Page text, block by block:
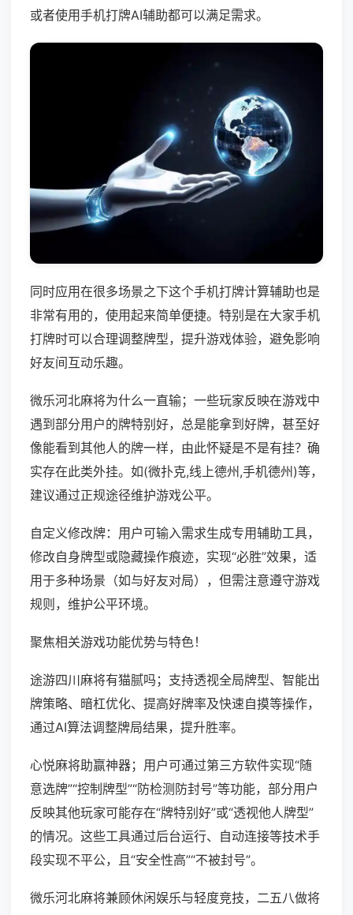
或者使用手机打牌AI辅助都可以满足需求。
同时应用在很多场景之下这个手机打牌计算辅助也是
非常有用的，使用起来简单便捷。特别是在大家手机
打牌时可以合理调整牌型，提升游戏体验，避免影响
好友间互动乐趣。
微乐河北麻将为什么一直输；一些玩家反映在游戏中
遇到部分用户的牌特别好，总是能拿到好牌，甚至好
像能看到其他人的牌一样，由此怀疑是不是有挂？确
实存在此类外挂。如(微扑克,线上德州,手机德州)等，
建议通过正规途径维护游戏公平。
自定义修改牌：用户可输入需求生成专用辅助工具，
修改自身牌型或隐藏操作痕迹，实现“必胜”效果，适
用于多种场景（如与好友对局），但需注意遵守游戏
规则，维护公平环境。
聚焦相关游戏功能优势与特色！
途游四川麻将有猫腻吗；支持透视全局牌型、智能出
牌策略、暗杠优化、提高好牌率及快速自摸等操作，
通过AI算法调整牌局结果，提升胜率。
心悦麻将助赢神器；用户可通过第三方软件实现“随
意选牌”“控制牌型”“防检测防封号”等功能，部分用户
反映其他玩家可能存在“牌特别好”或“透视他人牌型”
的情况。这些工具通过后台运行、自动连接等技术手
段实现不平公，且“安全性高”“不被封号”。
微乐河北麻将兼顾休闲娱乐与轻度竞技，二五八做将